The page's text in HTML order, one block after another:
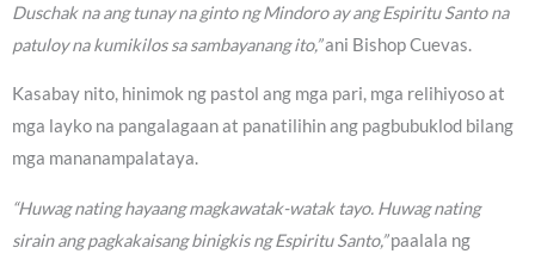
Duschak na ang tunay na ginto ng Mindoro ay ang Espiritu Santo na
patuloy na kumikilos sa sambayanang ito,”ani Bishop Cuevas.
Kasabay nito, hinimok ng pastol ang mga pari, mga relihiyoso at
mga layko na pangalagaan at panatilihin ang pagbubuklod bilang
mga mananampalataya.
“Huwag nating hayaang magkawatak-watak tayo. Huwag nating
sirain ang pagkakaisang binigkis ng Espiritu Santo,”paalala ng